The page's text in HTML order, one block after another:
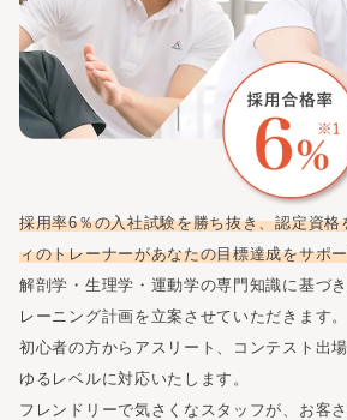
採用率6％の入社試験を勝ち抜き、認定資
ィのトレーナーがあなたの目標達成をサポ
解剖学・生理学・運動学の専門知識に基づ
レーニング計画を立案させていただきます。
初心者の方からアスリート、コンテスト出
ゆるレベルに対応いたします。
フレンドリーで気さくなスタッフが、お客